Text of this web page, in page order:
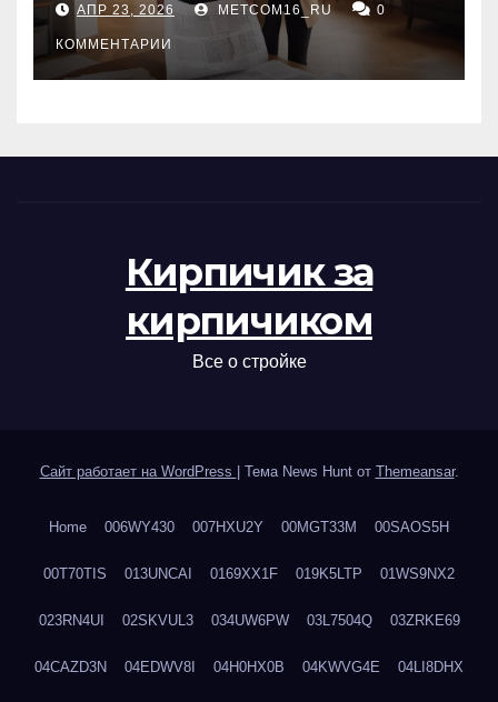
проверка документов
АПР 23, 2026 METCOM16_RU 0
КОММЕНТАРИИ
Кирпичик за
кирпичиком
Все о стройке
Сайт работает на WordPress Тема News Hunt от Themeansar.
Home 006WY430 007HXU2Y 00MGT33M 00SAOS5H
00T70TIS 013UNCAI 0169XX1F 019K5LTP 01WS9NX2
023RN4UI 02SKVUL3 034UW6PW 03L7504Q 03ZRKE69
04CAZD3N 04EDWV8I 04H0HX0B 04KWVG4E 04LI8DHX